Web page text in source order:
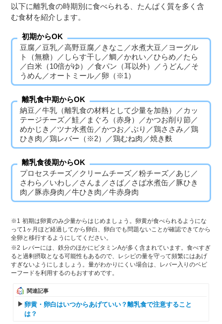
以下に離乳食の時期別に食べられる、たんぱく質を多く含
む食材を紹介します。
初期からOK
豆腐／豆乳／高野豆腐／きなこ／水煮大豆／ヨーグル
ト（無糖）／しらす干し／鯛／かれい／ひらめ／たら
／白米（10倍がゆ）／食パン（耳以外）／うどん／そ
うめん／オートミール／卵（※1）
離乳食中期からOK
納豆／牛乳（離乳食の材料として少量を加熱）／カッ
テージチーズ／鮭／まぐろ（赤身）／かつお削り節／
めかじき／ツナ水煮缶／かつお／ぶり／鶏ささみ／鶏
ひき肉／鶏レバー（※2）／鶏むね肉／焼き麩
離乳食後期からOK
プロセスチーズ／クリームチーズ／粉チーズ／あじ／
さわら／いわし／さんま／さば／さば水煮缶／豚ひき
肉／豚赤身肉／牛ひき肉／牛赤身肉
1 初期は卵黄のみ少量からはじめましょう。卵黄が食べられるようにな
って1ヶ月ほど経過してから卵白、卵白でも問題ないことが確認できてから
全卵と移行するようにしてください。
2 レバーには、鉄分のほかにビタミンAが多く含まれています。食べすぎ
ると過剰摂取となる可能性もあるので、レシピの量を守って頻繁にはあげ
すぎないようにしましょう。量がわかりにくい場合は、レバー入りのベビ
ーフードを利用するのもおすすめです。
関連記事
卵黄・卵白はいつからあげていい？離乳食で注意すること
は？